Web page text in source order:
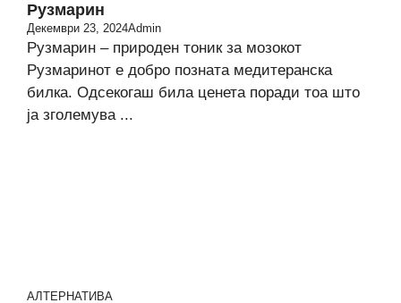
Рузмарин
Декември 23, 2024Admin
Рузмарин – природен тоник за мозокот
Рузмаринот е добро позната медитеранска
билка. Одсекогаш била ценета поради тоа што
ја зголемува ...
АЛТЕРНАТИВА